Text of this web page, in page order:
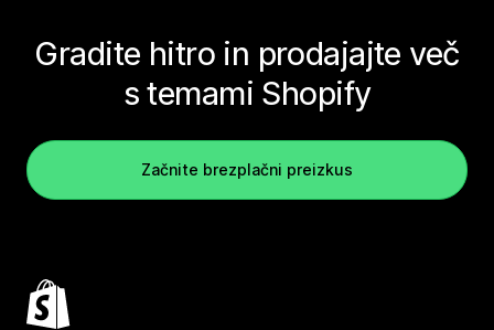
Gradite hitro in prodajajte več
s temami Shopify
Začnite brezplačni preizkus